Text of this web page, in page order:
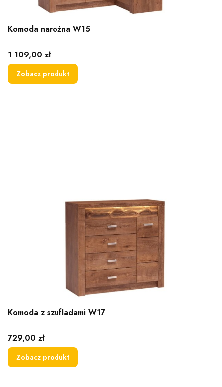
Komoda narożna W15
Cena
1 109,00 zł
Zobacz produkt
Komoda z szufladami W17
Cena
729,00 zł
Zobacz produkt